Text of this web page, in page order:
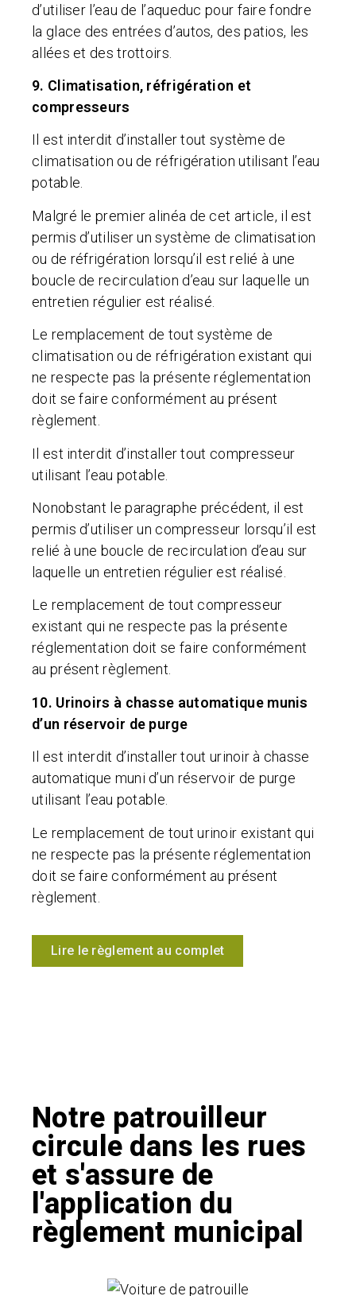
d’utiliser l’eau de l’aqueduc pour faire fondre
la glace des entrées d’autos, des patios, les
allées et des trottoirs.
9. Climatisation, réfrigération et
compresseurs
Il est interdit d’installer tout système de
climatisation ou de réfrigération utilisant l’eau
potable.
Malgré le premier alinéa de cet article, il est
permis d’utiliser un système de climatisation
ou de réfrigération lorsqu’il est relié à une
boucle de recirculation d’eau sur laquelle un
entretien régulier est réalisé.
Le remplacement de tout système de
climatisation ou de réfrigération existant qui
ne respecte pas la présente réglementation
doit se faire conformément au présent
règlement.
Il est interdit d’installer tout compresseur
utilisant l’eau potable.
Nonobstant le paragraphe précédent, il est
permis d’utiliser un compresseur lorsqu’il est
relié à une boucle de recirculation d’eau sur
laquelle un entretien régulier est réalisé.
Le remplacement de tout compresseur
existant qui ne respecte pas la présente
réglementation doit se faire conformément
au présent règlement.
10. Urinoirs à chasse automatique munis
d’un réservoir de purge
Il est interdit d’installer tout urinoir à chasse
automatique muni d’un réservoir de purge
utilisant l’eau potable.
Le remplacement de tout urinoir existant qui
ne respecte pas la présente réglementation
doit se faire conformément au présent
règlement.
Lire le règlement au complet
Notre patrouilleur
circule dans les rues
et s'assure de
l'application du
règlement municipal